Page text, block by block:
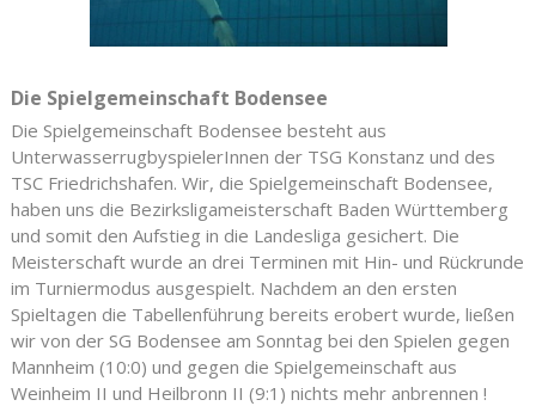
Die Spielgemeinschaft Bodensee
Die Spielgemeinschaft Bodensee besteht aus
UnterwasserrugbyspielerInnen der TSG Konstanz und des
TSC Friedrichshafen. Wir, die Spielgemeinschaft Bodensee,
haben uns die Bezirksligameisterschaft Baden Württemberg
und somit den Aufstieg in die Landesliga gesichert. Die
Meisterschaft wurde an drei Terminen mit Hin- und Rückrunde
im Turniermodus ausgespielt. Nachdem an den ersten
Spieltagen die Tabellenführung bereits erobert wurde, ließen
wir von der SG Bodensee am Sonntag bei den Spielen gegen
Mannheim (10:0) und gegen die Spielgemeinschaft aus
Weinheim II und Heilbronn II (9:1) nichts mehr anbrennen !